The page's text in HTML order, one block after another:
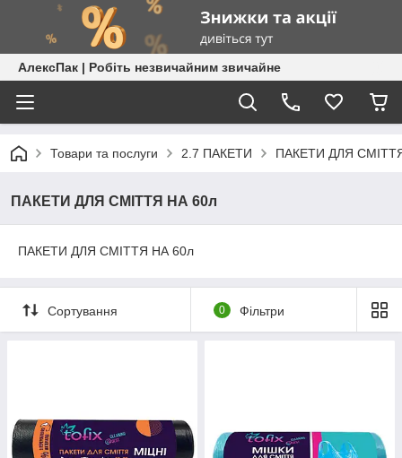
АлексПак | Робіть незвичайним звичайне
Товари та послуги 2.7 ПАКЕТИ ПАКЕТИ ДЛЯ
ПАКЕТИ ДЛЯ СМІТТЯ НА 60л
ПАКЕТИ ДЛЯ СМІТТЯ НА 60л
Сортування 0 Фільтри